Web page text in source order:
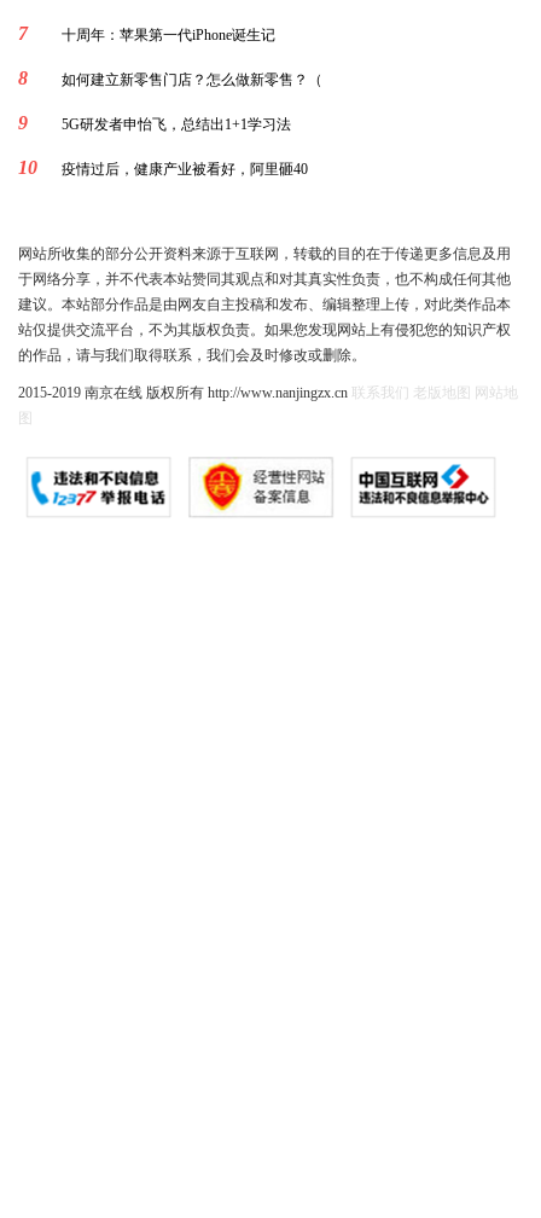
7 十周年：苹果第一代iPhone诞生记
8 如何建立新零售门店？怎么做新零售？（
9 5G研发者申怡飞，总结出1+1学习法
10 疫情过后，健康产业被看好，阿里砸40
网站所收集的部分公开资料来源于互联网，转载的目的在于传递更多信息及用
于网络分享，并不代表本站赞同其观点和对其真实性负责，也不构成任何其他
建议。本站部分作品是由网友自主投稿和发布、编辑整理上传，对此类作品本
站仅提供交流平台，不为其版权负责。如果您发现网站上有侵犯您的知识产权
的作品，请与我们取得联系，我们会及时修改或删除。
2015-2019 南京在线 版权所有 http://www.nanjingzx.cn 联系我们 老版地图
网站地
图